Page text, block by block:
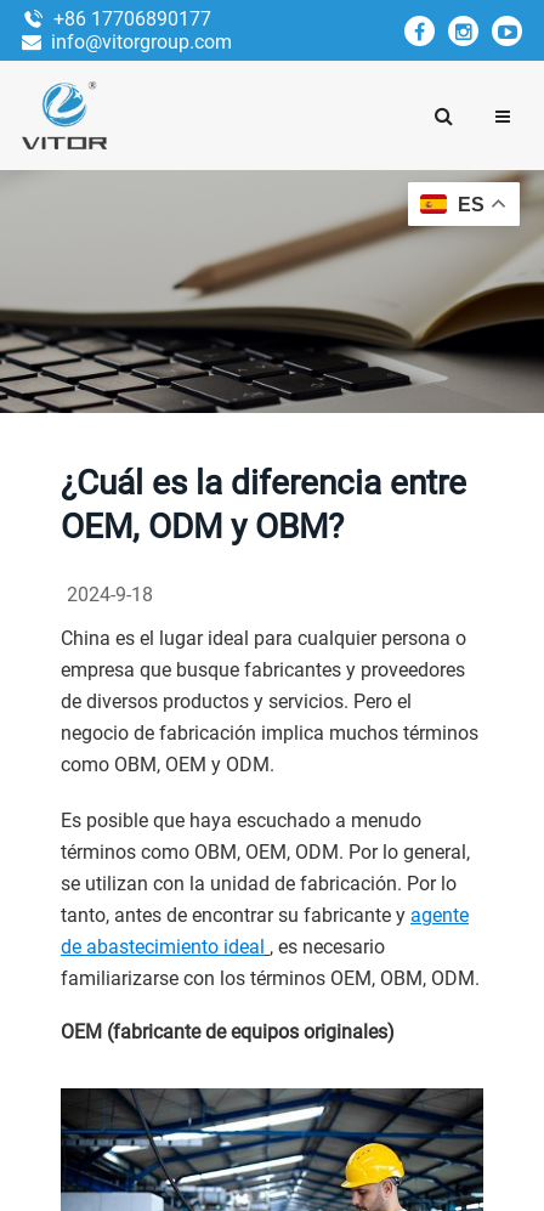
+86 17706890177
info@vitorgroup.com
¿Cuál es la diferencia entre
OEM, ODM y OBM?
2024-9-18
China es el lugar ideal para cualquier persona o
empresa que busque fabricantes y proveedores
de diversos productos y servicios. Pero el
negocio de fabricación implica muchos términos
como OBM, OEM y ODM.
Es posible que haya escuchado a menudo
términos como OBM, OEM, ODM. Por lo general,
se utilizan con la unidad de fabricación. Por lo
tanto, antes de encontrar su fabricante y agente
de abastecimiento ideal , es necesario
familiarizarse con los términos OEM, OBM, ODM.
OEM (fabricante de equipos originales)
ES